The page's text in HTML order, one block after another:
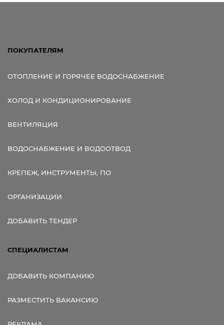
ПОКУПАТЕЛЯМ
ОТОПЛЕНИЕ И ГОРЯЧЕЕ ВОДОСНАБЖЕНИЕ
ХОЛОД И КОНДИЦИОНИРОВАНИЕ
ВЕНТИЛЯЦИЯ
ВОДОСНАБЖЕНИЕ И ВОДООТВОД
КРЕПЕЖ, ИНСТРУМЕНТЫ, ПО
ОРГАНИЗАЦИИ
ДОБАВИТЬ ТЕНДЕР
СПЕЦИАЛИСТАМ
ДОБАВИТЬ КОМПАНИЮ
РАЗМЕСТИТЬ ВАКАНСИЮ